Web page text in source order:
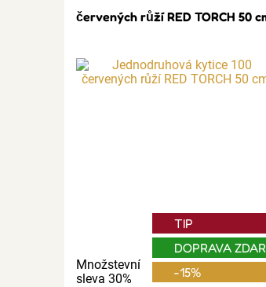
červených růží RED TORCH 50
Množstevní
sleva 30%
TIP
DOPRAVA
-15%